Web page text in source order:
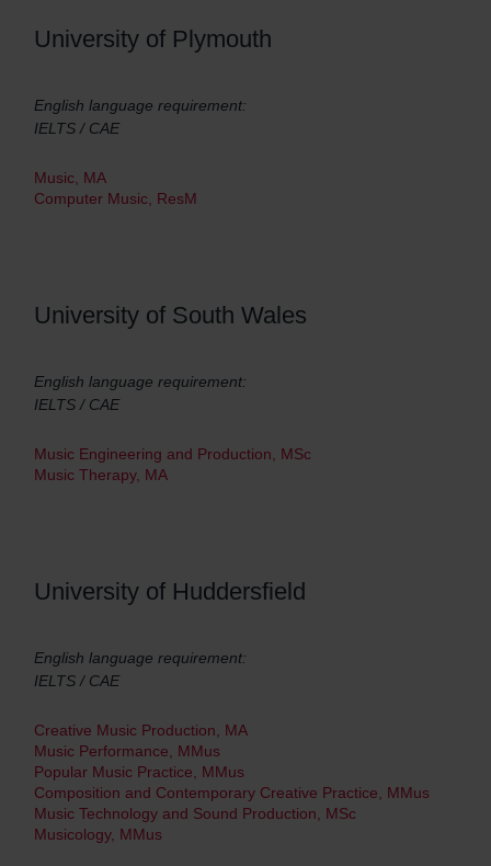
University of Plymouth
English language requirement:
IELTS / CAE
Music, MA
Computer Music, ResM
University of South Wales
English language requirement:
IELTS / CAE
Music Engineering and Production, MSc
Music Therapy, MA
University of Huddersfield
English language requirement:
IELTS / CAE
Creative Music Production, MA
Music Performance, MMus
Popular Music Practice, MMus
Composition and Contemporary Creative Practice, MMus
Music Technology and Sound Production, MSc
Musicology, MMus